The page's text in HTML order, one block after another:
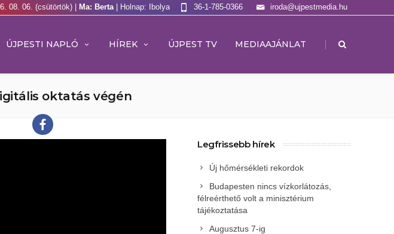
08. 06. (csütörtök) | Ma: Berta | Holnap: Ibolya iroda@ujpestmedia.hu
36-1-785-0366
ÚJPESTI NAPLÓ HÍREK ÚJPEST TV MEDIAAJÁNLAT |
oktatás végén
Legfrissebb hírek
Új hőmérsékleti rekordok
Budapesten nincs vízkorlátozás,
félreérthető volt a minisztérium
tájékoztatása
Augusztus 7-ig